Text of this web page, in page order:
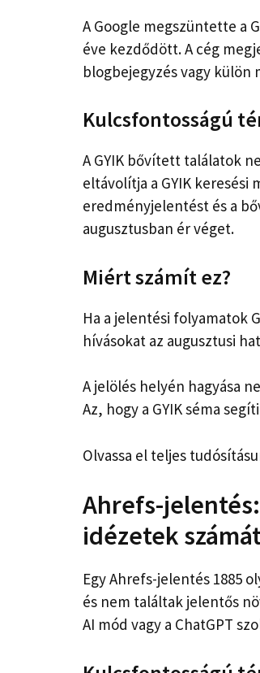
A Google megszüntette a
éve kezdődött. A cég
blogbejegyzés vagy külön
Kulcsfontosságú
A GYIK bővített találatok
eltávolítja a GYIK
eredményjelentést és a
augusztusban ér véget.
Miért számít ez?
Ha a jelentési folyamatok
hívásokat az augusztusi
A jelölés helyén hagyása
Az, hogy a GYIK séma
Olvassa el teljes
Ahrefs-jelentés:
idézetek
Egy Ahrefs-jelentés 1885
és nem találtak jelentős
AI mód vagy a ChatGPT